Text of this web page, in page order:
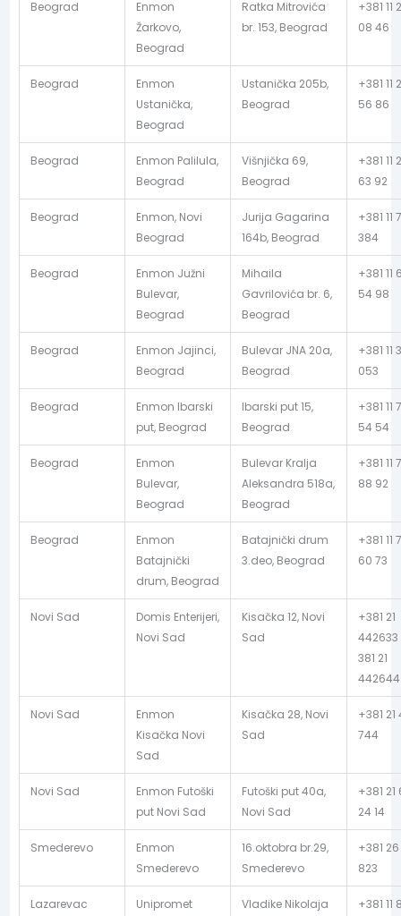
Beograd
Enmon
Žarkovo,
Beograd
Ratka Mitrovića
br. 153, Beograd
+381 11
08 46
Beograd
Enmon
Ustanička,
Beograd
Ustanička 205b,
Beograd
+381 11
56 86
Beograd
Enmon Palilula,
Beograd
Višnjička 69,
Beograd
+381 11
63 92
Beograd
Enmon, Novi
Beograd
Jurija Gagarina
164b, Beograd
+381 11
384
Beograd
Enmon Južni
Bulevar,
Beograd
Mihaila
Gavrilovića br. 6,
Beograd
+381 11
54 98
Beograd
Enmon Jajinci,
Beograd
Bulevar JNA 20a,
Beograd
+381 11
053
Beograd
Enmon Ibarski
put, Beograd
Ibarski put 15,
Beograd
+381 11
54 54
Beograd
Enmon
Bulevar,
Beograd
Bulevar Kralja
Aleksandra 518a,
Beograd
+381 11
88 92
Beograd
Enmon
Batajnički
drum, Beograd
Batajnički drum
3.deo, Beograd
+381 11
60 73
Novi Sad
Domis Enterijeri,
Novi Sad
Kisačka 12, Novi
Sad
+381 21
381 21
442644
Novi Sad
Enmon
Kisačka Novi
Sad
Kisačka 28, Novi
Sad
+381 21
744
Novi Sad
Enmon Futoški
put Novi Sad
Futoški put 40a,
Novi Sad
+381 21
24 14
Smederevo
Enmon
Smederevo
16.oktobra br.29,
Smederevo
+381
823
Lazarevac
Unipromet
Vladike Nikolaja
+381 11